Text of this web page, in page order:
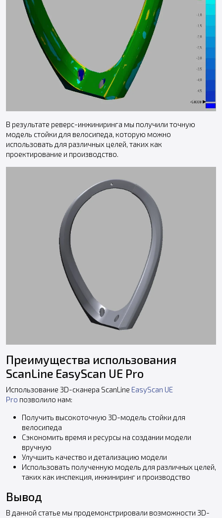
В результате реверс-инжиниринга мы получили точную
модель стойки для велосипеда, которую можно
использовать для различных целей, таких как
проектирование и производство.
Преимущества использования
ScanLine EasyScan UE Pro
Использование 3D-сканера ScanLine EasyScan UE
Pro позволило нам:
Получить высокоточную 3D-модель стойки для
велосипеда
Сэкономить время и ресурсы на создании модели
вручную
Улучшить качество и детализацию модели
Использовать полученную модель для различных целей,
таких как инспекция, инжиниринг и производство
Вывод
В данной статье мы продемонстрировали возможности 3D-